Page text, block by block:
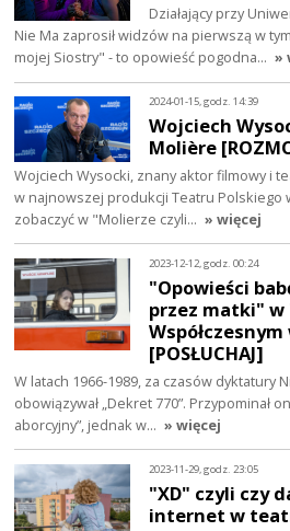
Działający przy
Nie Ma zaprosił widzów na pierwszą w
mojej Siostry" - to opowieść pogodna… »
2024-01-15, godz. 14:39
Wojciech
Molière
Wojciech Wysocki, znany aktor filmowy i
w najnowszej produkcji Teatru Polskiego
zobaczyć w "Molierze czyli… » więcej
2023-12-12, godz. 00:24
"Opowieści
przez matki" w
[POSŁUCHAJ]
W latach 1966-1989, za czasów dyktatury
obowiązywał „Dekret 770”. Przypominał
aborcyjny”, jednak w… » więcej
2023-11-29, godz. 23:05
"XD" czyli czy
internet w